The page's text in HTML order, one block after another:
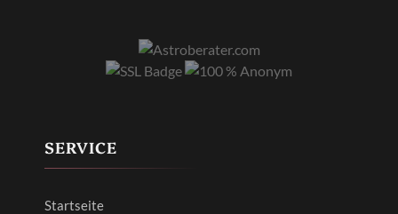
SERVICE
Startseite